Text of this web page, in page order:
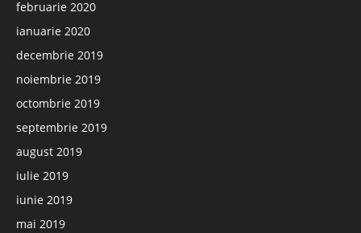
februarie 2020
ianuarie 2020
decembrie 2019
noiembrie 2019
octombrie 2019
septembrie 2019
august 2019
iulie 2019
iunie 2019
mai 2019